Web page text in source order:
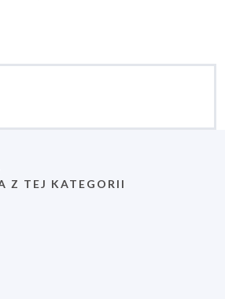
Z TEJ KATEGORII